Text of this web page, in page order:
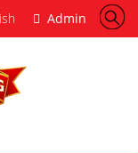
Admin